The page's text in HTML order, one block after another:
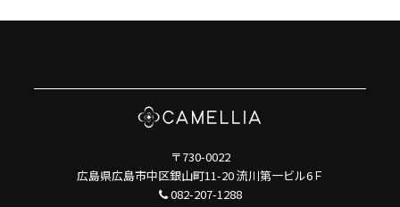
〒730-0022
広島県広島市中区銀山町11-20 流川第一ビル6Ｆ
082-207-1288